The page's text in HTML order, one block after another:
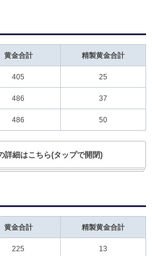
黄金合計 精製黄金合計
405 25
486 37
486 50
詳細はこちら(タップで開閉)
黄金合計 精製黄金合計
225 13